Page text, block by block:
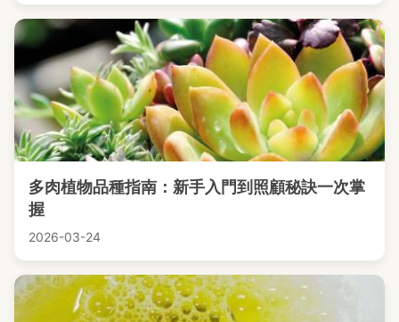
多肉植物品種指南：新手入門到照顧秘訣一次掌
握
2026-03-24